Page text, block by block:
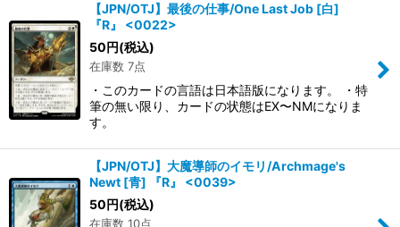
【JPN/OTJ】最後の仕事/One Last Job [白]
『R』 <0022>
50円(税込)
在庫数 7点
・このカードの言語は日本語版になります。 ・特
筆の無い限り、カードの状態はEX〜NMになりま
す。
【JPN/OTJ】大魔導師のイモリ/Archmage's
Newt [青] 『R』 <0039>
50円(税込)
在庫数 10点